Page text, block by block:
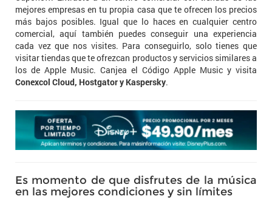
mejores empresas en tu propia casa que te ofrecen los precios
más bajos posibles. Igual que lo haces en cualquier centro
comercial, aquí también puedes conseguir una experiencia
cada vez que nos visites. Para conseguirlo, solo tienes que
visitar tiendas que te ofrezcan productos y servicios similares a
los de Apple Music. Canjea el Código Apple Music y visita
Conexcol Cloud, Hostgator y Kaspersky.
Es momento de que disfrutes de la música
en las mejores condiciones y sin límites